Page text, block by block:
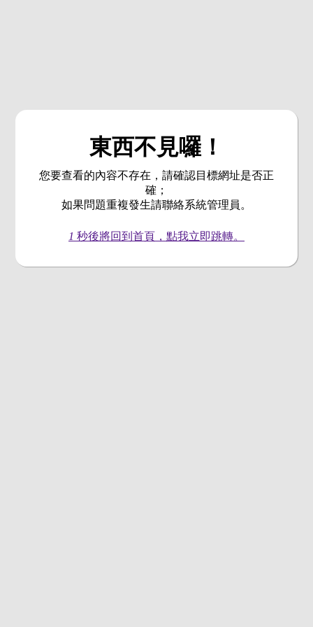
東西不見囉！
您要查看的內容不存在，請確認目標網址是否正
確；
如果問題重複發生請聯絡系統管理員。
1 秒後將回到首頁，點我立即跳轉。